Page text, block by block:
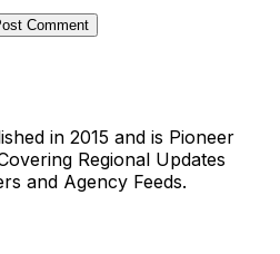
Comment
in 2015 and is Pioneer
Regional Updates
and Agency Feeds.